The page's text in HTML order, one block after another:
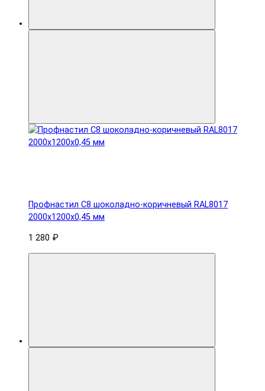
Профнастил С8 шоколадно-коричневый RAL8017
2000х1200х0,45 мм
1 280 ₽